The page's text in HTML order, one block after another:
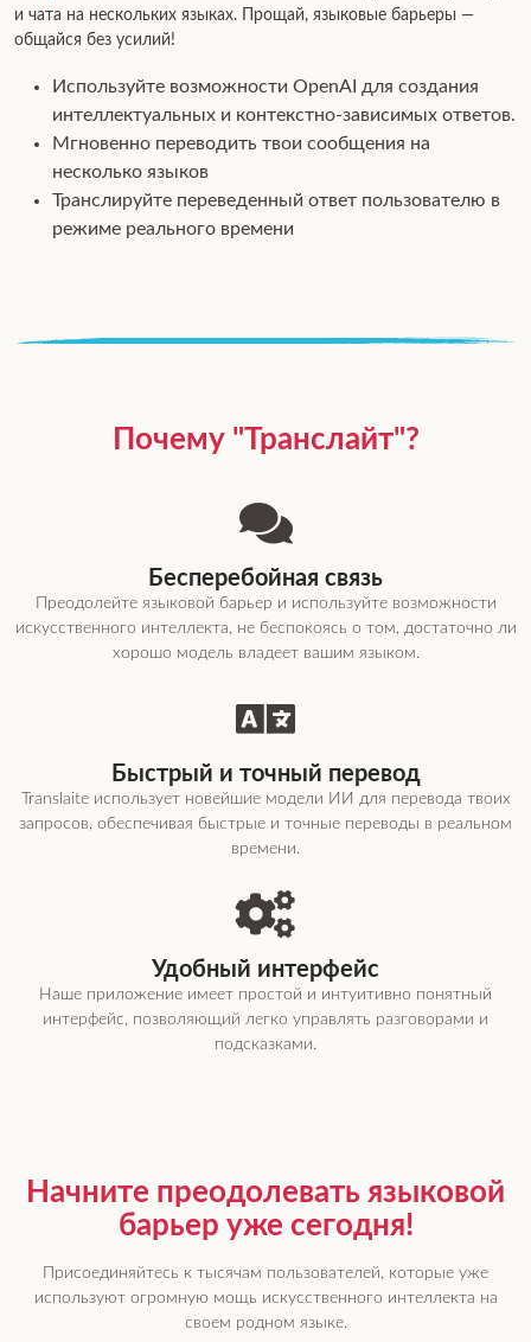
и чата на нескольких языках. Прощай, языковые барьеры —
общайся без усилий!
Используйте возможности OpenAI для создания
интеллектуальных и контекстно-зависимых ответов.
Мгновенно переводить твои сообщения на
несколько языков
Транслируйте переведенный ответ пользователю в
режиме реального времени
Почему "Транслайт"?
Бесперебойная связь
Преодолейте языковой барьер и используйте возможности
искусственного интеллекта, не беспокоясь о том, достаточно ли
хорошо модель владеет вашим языком.
Быстрый и точный перевод
Translaite использует новейшие модели ИИ для перевода твоих
запросов, обеспечивая быстрые и точные переводы в реальном
времени.
Удобный интерфейс
Наше приложение имеет простой и интуитивно понятный
интерфейс, позволяющий легко управлять разговорами и
подсказками.
Начните преодолевать языковой
барьер уже сегодня!
Присоединяйтесь к тысячам пользователей, которые уже
используют огромную мощь искусственного интеллекта на
своем родном языке.